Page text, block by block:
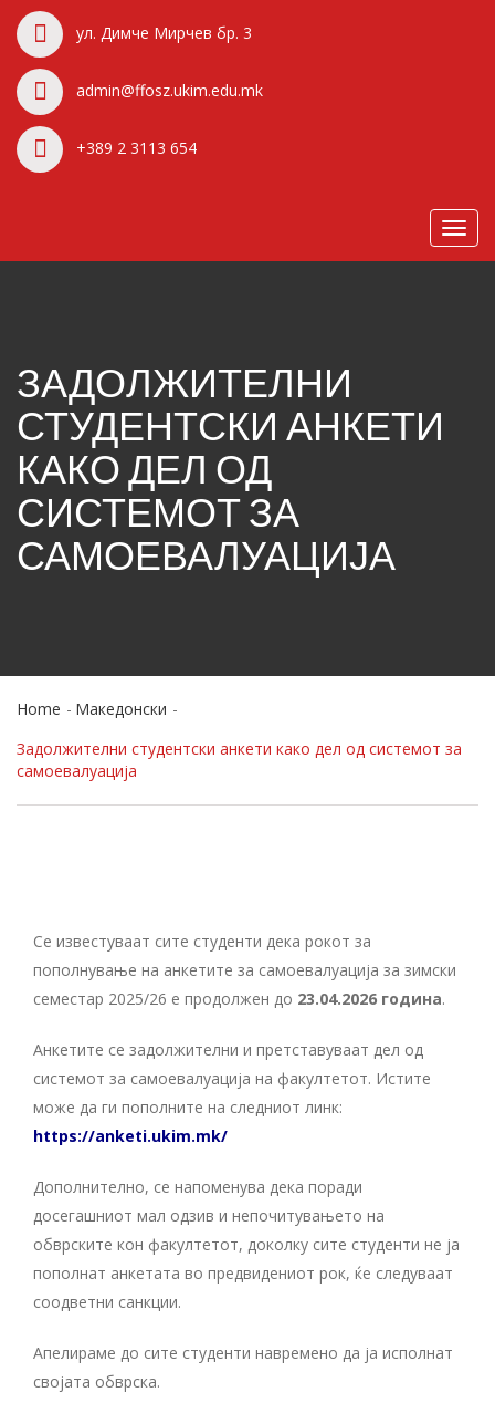
ул. Димче Мирчев бр. 3
admin@ffosz.ukim.edu.mk
+389 2 3113 654
ЗАДОЛЖИТЕЛНИ
СТУДЕНТСКИ АНКЕТИ
КАКО ДЕЛ ОД
СИСТЕМОТ ЗА
САМОЕВАЛУАЦИЈА
Home
Македонски
Задолжителни студентски анкети како дел од системот за
самоевалуација
Се известуваат сите студенти дека рокот за
пополнување на анкетите за самоевалуација за зимски
семестар 2025/26 е продолжен до 23.04.2026 година.
Анкетите се задолжителни и претставуваат дел од
системот за самоевалуација на факултетот. Истите
може да ги пополните на следниот линк:
https://anketi.ukim.mk/
Дополнително, се напоменува дека поради
досегашниот мал одзив и непочитувањето на
обврските кон факултетот, доколку сите студенти не ја
пополнат анкетата во предвидениот рок, ќе следуваат
соодветни санкции.
Апелираме до сите студенти навремено да ја исполнат
својата обврска.